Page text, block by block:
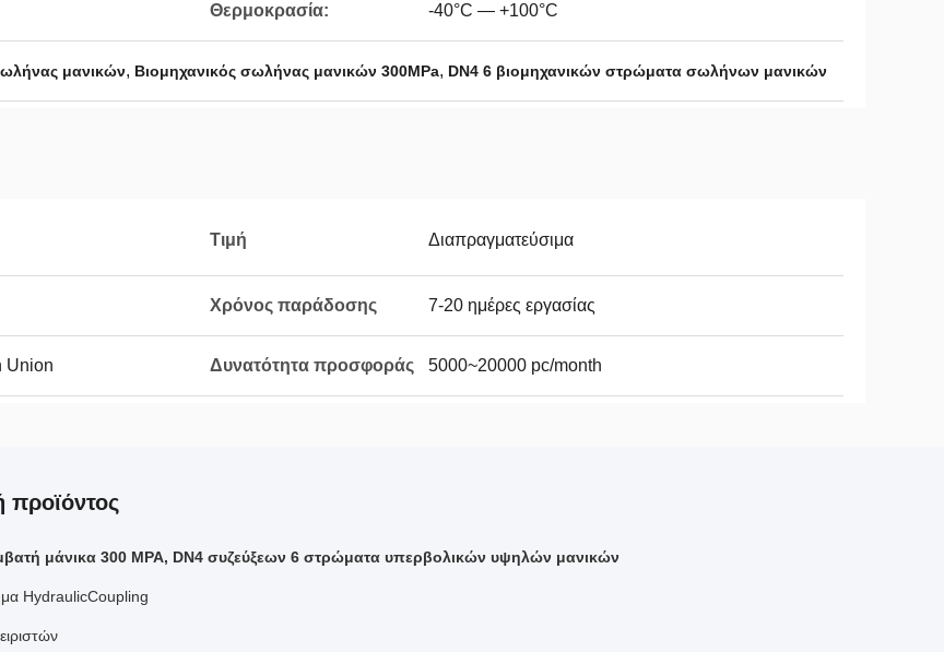
Θερμοκρασία: -40°C — +100°C
μανικών, Βιομηχανικός σωλήνας μανικών 300MPa, DN4 6 βιομηχανικών στρώματα σωλήνων μανικών
Τιμή Διαπραγματεύσιμα
Χρόνος παράδοσης 7-20 ημέρες εργασίας
Union Δυνατότητα προσφοράς 5000~20000 pc/month
προϊόντος
μάνικα 300 MPA, DN4 συζεύξεων 6 στρώματα υπερβολικών υψηλών μανικών
HydraulicCoupling